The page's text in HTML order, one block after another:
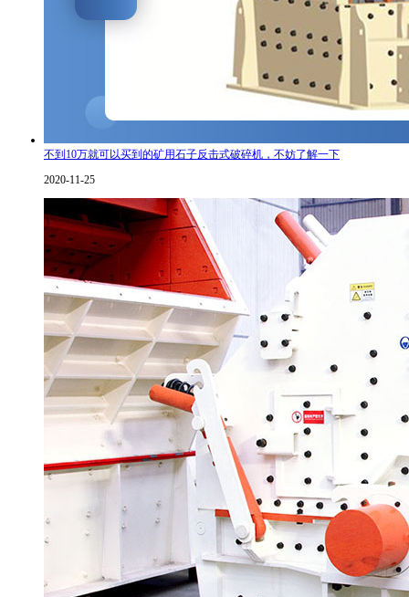
不到10万就可以买到的矿用石子反击式破碎机，不妨了解一下
2020-11-25